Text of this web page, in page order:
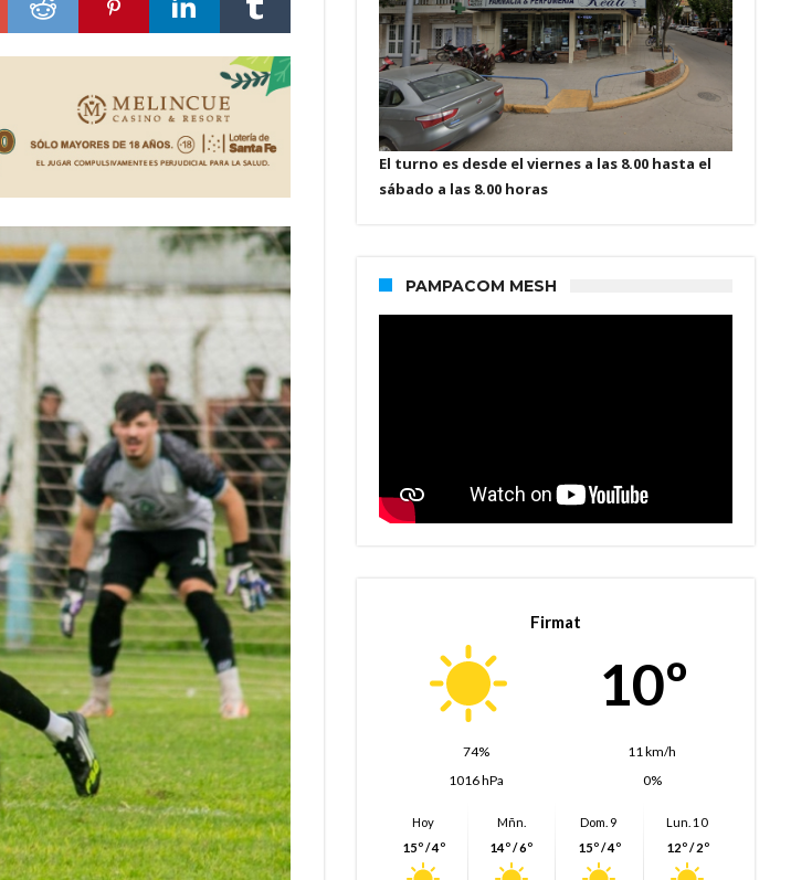
Quirquinchos
El turno es desde el viernes a las 8.00 hasta el
sábado a las 8.00 horas
PAMPACOM MESH
Firmat
10º
74%
11 km/h
1016 hPa
0%
Hoy
15º / 4º
Mñn.
14º / 6º
Dom. 9
15º / 4º
Lun. 10
12º / 2º